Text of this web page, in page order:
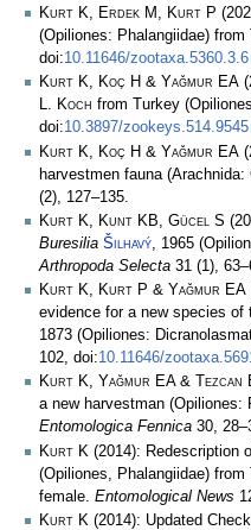
Kurt K, Erdek M, Kurt P
(Opiliones: Phalangiidae)
doi:10.11646/zootaxa.5360.3.6
Kurt K, Koç H & Yağmur EA
L. Koch from Turkey
doi:10.3897/zookeys.514.9545
Kurt K, Koç H & Yağmur EA
harvestmen fauna (Arachnida:
(2), 127–135.
Kurt K, Kunt KB, Gücel S
Buresilia Šilhavý , 1965
Arthropoda Selecta 31 (1),
Kurt K, Kurt P & Yağmur EA
evidence for a new species of
1873 (Opiliones:
102, doi:10.11646/
Kurt K, Yağmur EA & Tezcan
a new harvestman (Opiliones:
Entomologica Fennica 30,
Kurt K (2014): Redescription
(Opiliones, Phalangiidae)
female. Entomological News
Kurt K (2014): Updated